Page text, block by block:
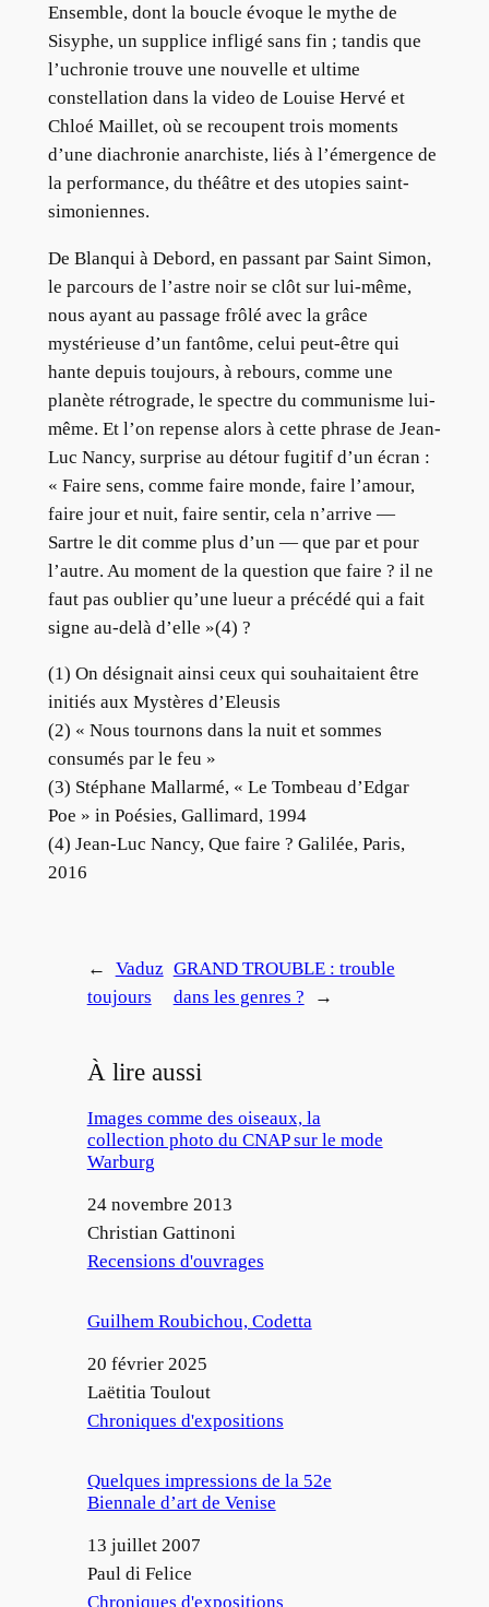
Ensemble, dont la boucle évoque le mythe de
Sisyphe, un supplice infligé sans fin ; tandis que
l’uchronie trouve une nouvelle et ultime
constellation dans la video de Louise Hervé et
Chloé Maillet, où se recoupent trois moments
d’une diachronie anarchiste, liés à l’émergence de
la performance, du théâtre et des utopies saint-
simoniennes.
De Blanqui à Debord, en passant par Saint Simon,
le parcours de l’astre noir se clôt sur lui-même,
nous ayant au passage frôlé avec la grâce
mystérieuse d’un fantôme, celui peut-être qui
hante depuis toujours, à rebours, comme une
planète rétrograde, le spectre du communisme lui-
même. Et l’on repense alors à cette phrase de Jean-
Luc Nancy, surprise au détour fugitif d’un écran :
« Faire sens, comme faire monde, faire l’amour,
faire jour et nuit, faire sentir, cela n’arrive —
Sartre le dit comme plus d’un — que par et pour
l’autre. Au moment de la question que faire ? il ne
faut pas oublier qu’une lueur a précédé qui a fait
signe au-delà d’elle »(4) ?
(1) On désignait ainsi ceux qui souhaitaient être
initiés aux Mystères d’Eleusis
(2) « Nous tournons dans la nuit et sommes
consumés par le feu »
(3) Stéphane Mallarmé, « Le Tombeau d’Edgar
Poe » in Poésies, Gallimard, 1994
(4) Jean-Luc Nancy, Que faire ? Galilée, Paris,
2016
←
Vaduz
toujours
GRAND TROUBLE : trouble
dans les genres ?
→
À lire aussi
Images comme des oiseaux, la
collection photo du CNAP sur le mode
Warburg
Date
24 novembre 2013
Auteur
Christian Gattinoni
Par rapport à
Recensions d'ouvrages
Guilhem Roubichou, Codetta
Date
20 février 2025
Auteur
Laëtitia Toulout
Par rapport à
Chroniques d'expositions
Quelques impressions de la 52e
Biennale d’art de Venise
Date
13 juillet 2007
Auteur
Paul di Felice
Par rapport à
Chroniques d'expositions